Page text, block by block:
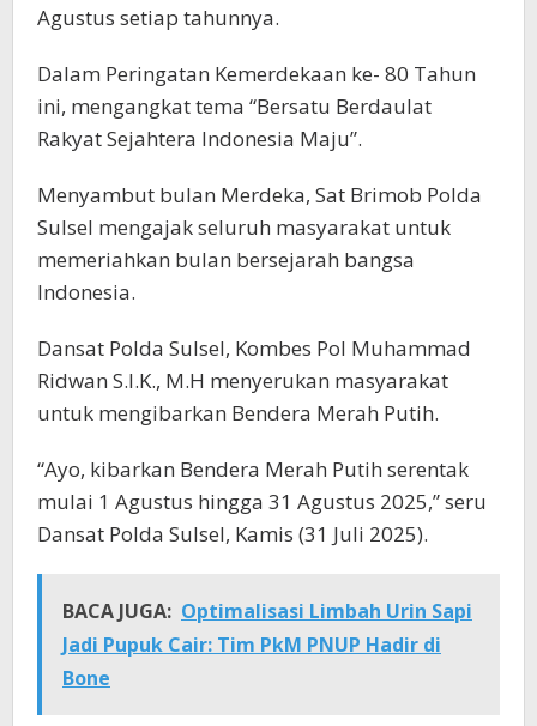
Agustus setiap tahunnya.
Dalam Peringatan Kemerdekaan ke- 80 Tahun
ini, mengangkat tema “Bersatu Berdaulat
Rakyat Sejahtera Indonesia Maju”.
Menyambut bulan Merdeka, Sat Brimob Polda
Sulsel mengajak seluruh masyarakat untuk
memeriahkan bulan bersejarah bangsa
Indonesia.
Dansat Polda Sulsel, Kombes Pol Muhammad
Ridwan S.I.K., M.H menyerukan masyarakat
untuk mengibarkan Bendera Merah Putih.
“Ayo, kibarkan Bendera Merah Putih serentak
mulai 1 Agustus hingga 31 Agustus 2025,” seru
Dansat Polda Sulsel, Kamis (31 Juli 2025).
BACA JUGA: Optimalisasi Limbah Urin Sapi
Jadi Pupuk Cair: Tim PkM PNUP Hadir di
Bone